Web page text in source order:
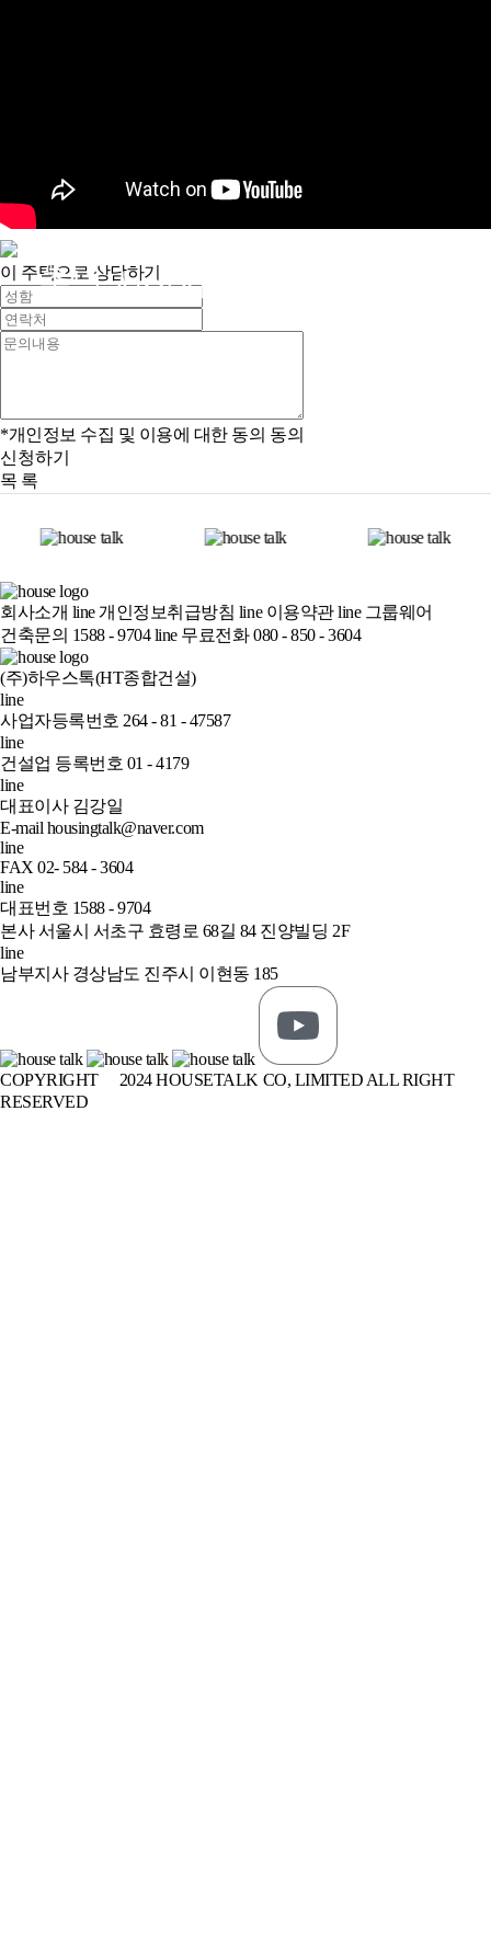
충남 서산시 예천동
이 주택으로 상담하기
*개인정보 수집 및 이용에 대한 동의 동의
신청하기
목 록
회사소개 line 개인정보취급방침 line 이용약관 line 그룹웨어
건축문의 1588 - 9704line무료전화 080 - 850 - 3604
(주)하우스톡(HT종합건설)
line
사업자등록번호 264 - 81 - 47587
line
건설업 등록번호 01 - 4179
line
대표이사 김강일
E-mail housingtalk@naver.com
line
FAX 02- 584 - 3604
line
대표번호 1588 - 9704
본사 서울시 서초구 효령로 68길 84 진양빌딩 2F
line
남부지사 경상남도 진주시 이현동 185
COPYRIGHTⓒ
2024 HOUSETALK CO, LIMITED ALL RIGHT
RESERVED